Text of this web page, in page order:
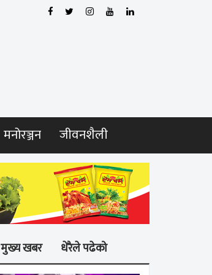
मनोरञ्जन जीवनशैली
मुख्य खबर धेरैले पढेको